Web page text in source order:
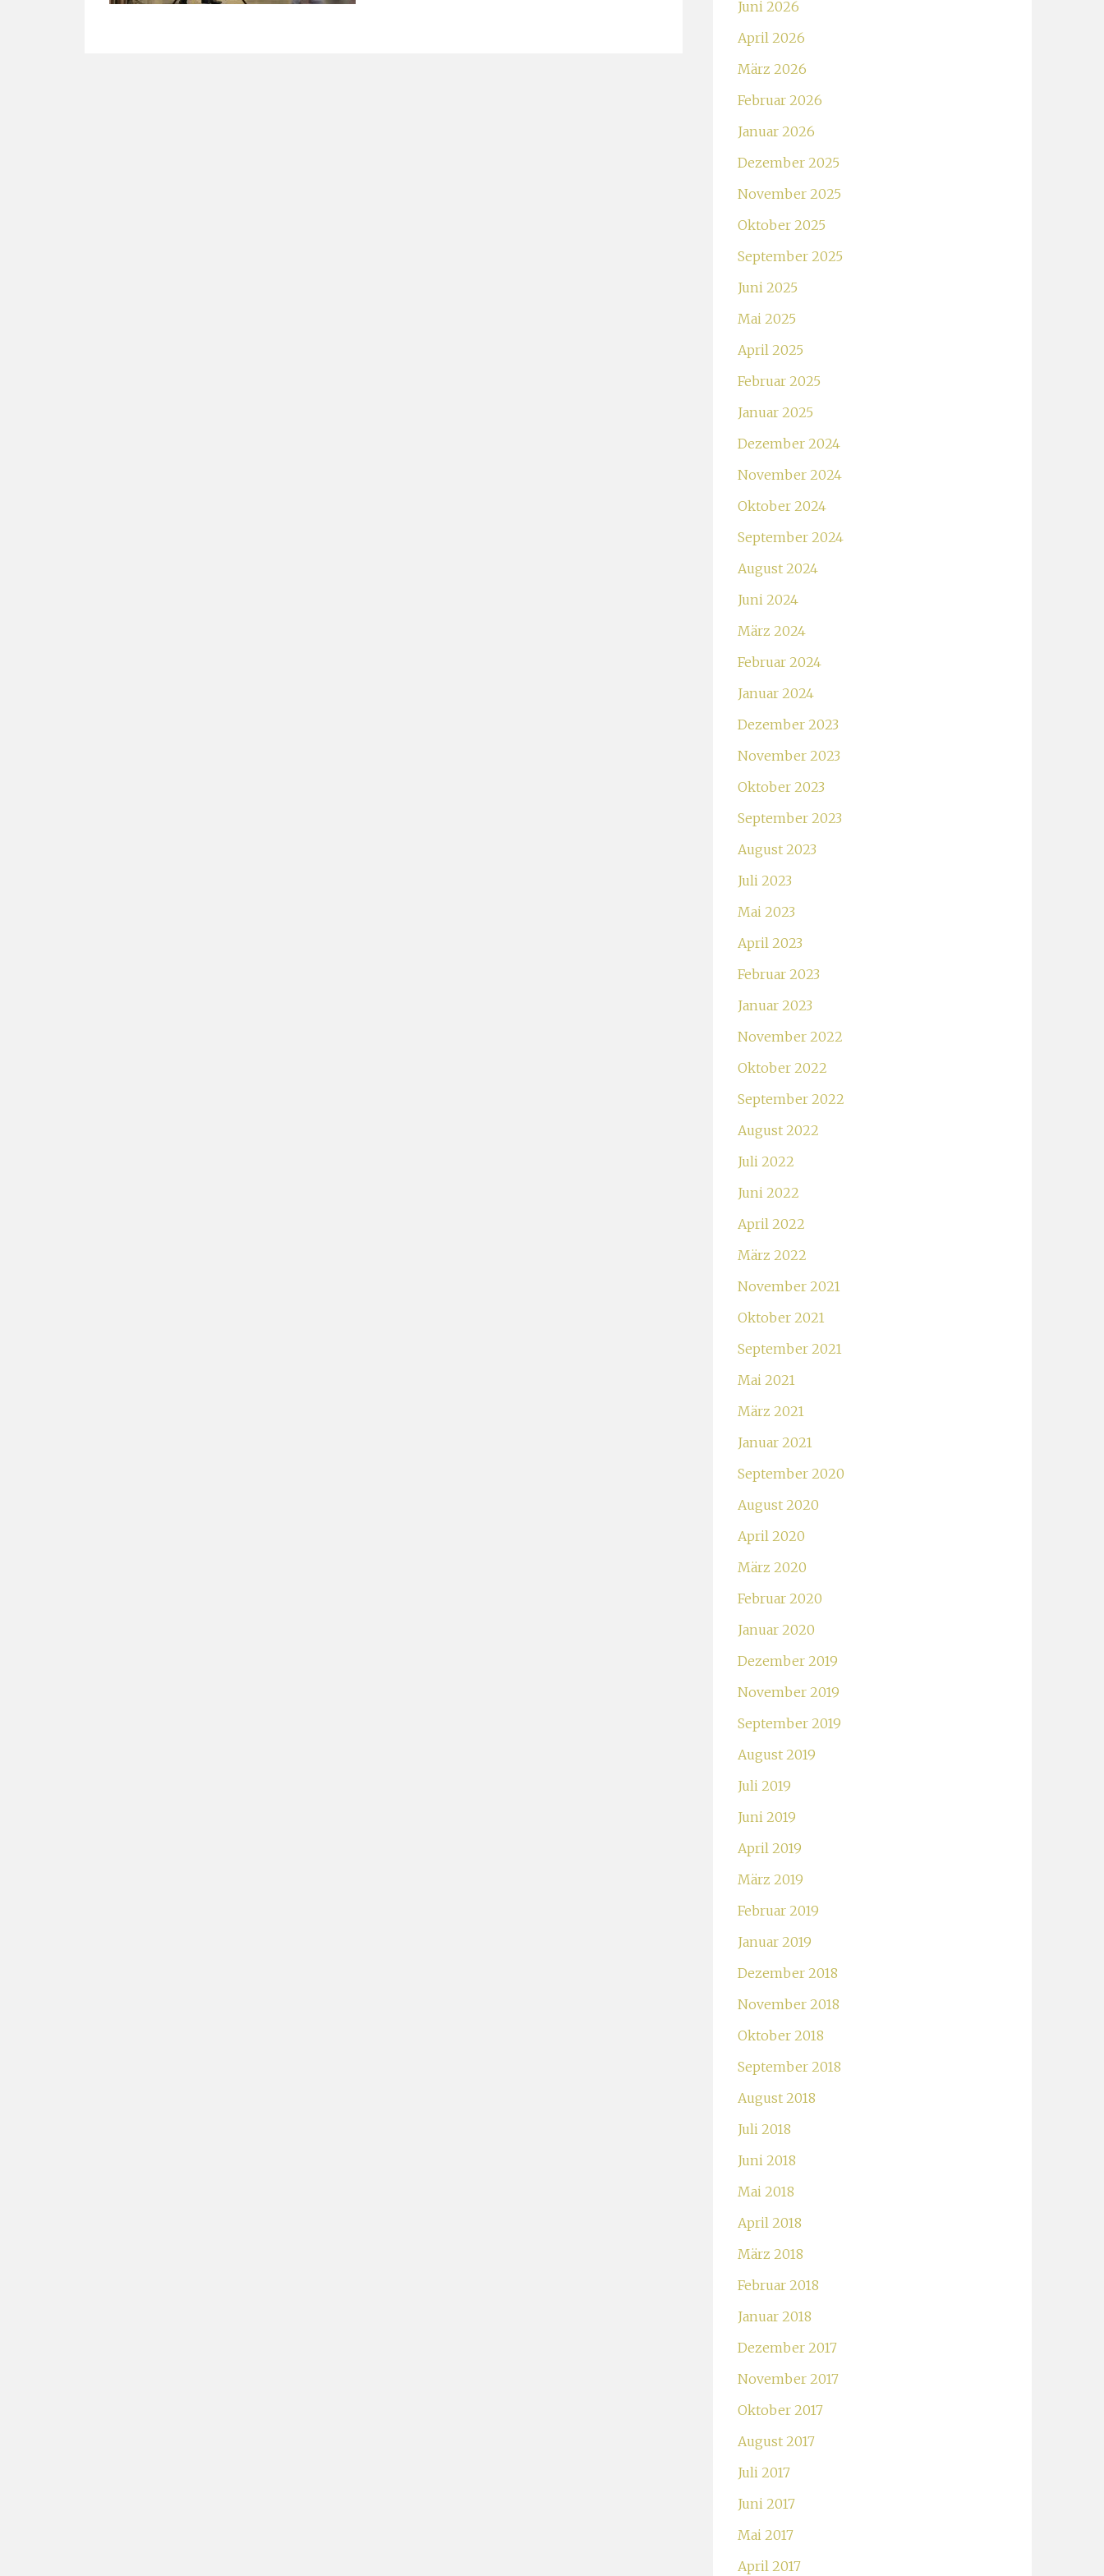
Juni 2026
April 2026
März 2026
Februar 2026
Januar 2026
Dezember 2025
November 2025
Oktober 2025
September 2025
Juni 2025
Mai 2025
April 2025
Februar 2025
Januar 2025
Dezember 2024
November 2024
Oktober 2024
September 2024
August 2024
Juni 2024
März 2024
Februar 2024
Januar 2024
Dezember 2023
November 2023
Oktober 2023
September 2023
August 2023
Juli 2023
Mai 2023
April 2023
Februar 2023
Januar 2023
November 2022
Oktober 2022
September 2022
August 2022
Juli 2022
Juni 2022
April 2022
März 2022
November 2021
Oktober 2021
September 2021
Mai 2021
März 2021
Januar 2021
September 2020
August 2020
April 2020
März 2020
Februar 2020
Januar 2020
Dezember 2019
November 2019
September 2019
August 2019
Juli 2019
Juni 2019
April 2019
März 2019
Februar 2019
Januar 2019
Dezember 2018
November 2018
Oktober 2018
September 2018
August 2018
Juli 2018
Juni 2018
Mai 2018
April 2018
März 2018
Februar 2018
Januar 2018
Dezember 2017
November 2017
Oktober 2017
August 2017
Juli 2017
Juni 2017
Mai 2017
April 2017